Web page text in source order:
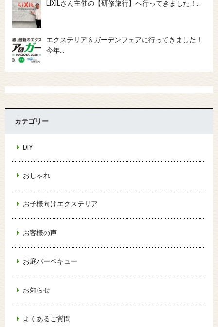
LIXILさん主催の【研修旅行】へ行ってきました！…
エクステリア＆ガーデンフェアに行ってきました！
今年…
カテゴリー
DIY
おしゃれ
お子様向けエクステリア
お客様の声
お庭バーベキュー
お知らせ
よくあるご質問